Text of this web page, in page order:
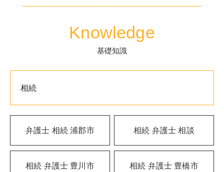
Knowledge
基礎知識
相続
弁護士 相続 浦郡市 相続 弁護士 相談
相続 弁護士 豊川市 相続 弁護士 豊橋市